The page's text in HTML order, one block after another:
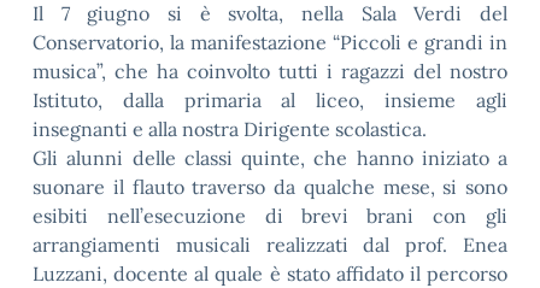
Il 7 giugno si è svolta, nella Sala Verdi del
Conservatorio, la manifestazione “Piccoli e grandi in
musica”, che ha coinvolto tutti i ragazzi del nostro
Istituto, dalla primaria al liceo, insieme agli
insegnanti e alla nostra Dirigente scolastica.
Gli alunni delle classi quinte, che hanno iniziato a
suonare il flauto traverso da qualche mese, si sono
esibiti nell’esecuzione di brevi brani con gli
arrangiamenti musicali realizzati dal prof. Enea
Luzzani, docente al quale è stato affidato il percorso